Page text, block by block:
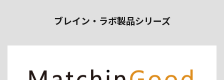
ブレイン・ラボ製品シリーズ